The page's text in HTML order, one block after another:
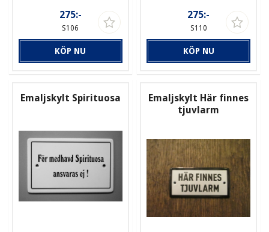
275:-
S106
KÖP NU
275:-
S110
KÖP NU
Emaljskylt Spirituosa
Emaljskylt Här finnes
tjuvlarm